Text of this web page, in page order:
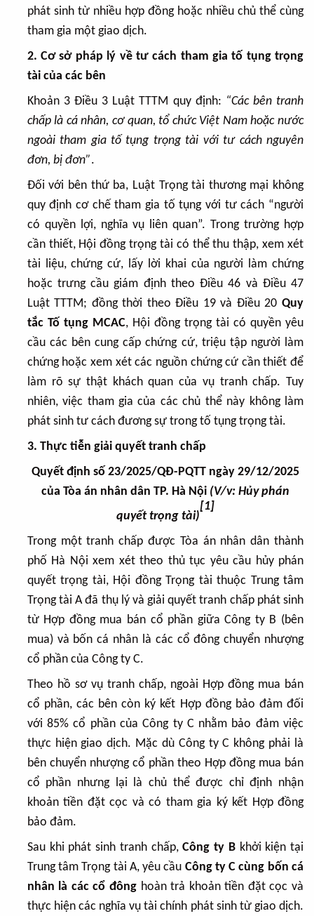
phát sinh từ nhiều hợp đồng hoặc nhiều chủ thể cùng
tham gia một giao dịch.
2. Cơ sở pháp lý về tư cách tham gia tố tụng trọng
tài của các bên
Khoản 3 Điều 3 Luật TTTM quy định: “Các bên tranh
chấp là cá nhân, cơ quan, tổ chức Việt Nam hoặc nước
ngoài tham gia tố tụng trọng tài với tư cách nguyên
đơn, bị đơn”.
Đối với bên thứ ba, Luật Trọng tài thương mại không
quy định cơ chế tham gia tố tụng với tư cách “người
có quyền lợi, nghĩa vụ liên quan”. Trong trường hợp
cần thiết, Hội đồng trọng tài có thể thu thập, xem xét
tài liệu, chứng cứ, lấy lời khai của người làm chứng
hoặc trưng cầu giám định theo Điều 46 và Điều 47
Luật TTTM; đồng thời theo Điều 19 và Điều 20 Quy
tắc Tố tụng MCAC, Hội đồng trọng tài có quyền yêu
cầu các bên cung cấp chứng cứ, triệu tập người làm
chứng hoặc xem xét các nguồn chứng cứ cần thiết để
làm rõ sự thật khách quan của vụ tranh chấp. Tuy
nhiên, việc tham gia của các chủ thể này không làm
phát sinh tư cách đương sự trong tố tụng trọng tài.
3. Thực tiễn giải quyết tranh chấp
Quyết định số 23/2025/QĐ-PQTT ngày 29/12/2025
của Tòa án nhân dân TP. Hà Nội (V/v: Hủy phán
quyết trọng tài)
[1]
Trong một tranh chấp được Tòa án nhân dân thành
phố Hà Nội xem xét theo thủ tục yêu cầu hủy phán
quyết trọng tài, Hội đồng Trọng tài thuộc Trung tâm
Trọng tài A đã thụ lý và giải quyết tranh chấp phát sinh
từ Hợp đồng mua bán cổ phần giữa Công ty B (bên
mua) và bốn cá nhân là các cổ đông chuyển nhượng
cổ phần của Công ty C.
Theo hồ sơ vụ tranh chấp, ngoài Hợp đồng mua bán
cổ phần, các bên còn ký kết Hợp đồng bảo đảm đối
với 85% cổ phần của Công ty C nhằm bảo đảm việc
thực hiện giao dịch. Mặc dù Công ty C không phải là
bên chuyển nhượng cổ phần theo Hợp đồng mua bán
cổ phần nhưng lại là chủ thể được chỉ định nhận
khoản tiền đặt cọc và có tham gia ký kết Hợp đồng
bảo đảm.
Sau khi phát sinh tranh chấp,Công ty Bkhởi kiện tại
Trung tâm Trọng tài A, yêu cầu Công ty C cùng bốn cá
nhân là các cổ đông hoàn trả khoản tiền đặt cọc và
thực hiện các nghĩa vụ tài chính phát sinh từ giao dịch.